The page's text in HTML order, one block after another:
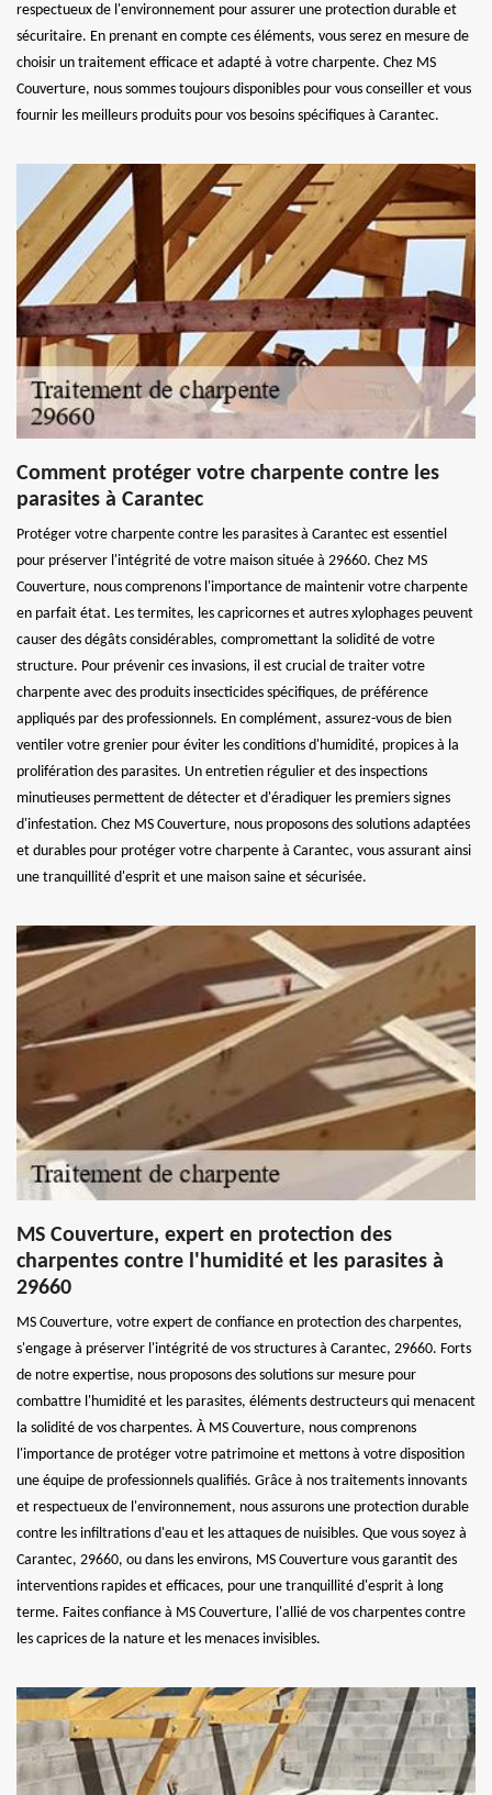
respectueux de l'environnement pour assurer une protection durable et
sécuritaire. En prenant en compte ces éléments, vous serez en mesure de
choisir un traitement efficace et adapté à votre charpente. Chez MS
Couverture, nous sommes toujours disponibles pour vous conseiller et vous
fournir les meilleurs produits pour vos besoins spécifiques à Carantec.
Comment protéger votre charpente contre les
parasites à Carantec
Protéger votre charpente contre les parasites à Carantec est essentiel
pour préserver l'intégrité de votre maison située à 29660. Chez MS
Couverture, nous comprenons l'importance de maintenir votre charpente
en parfait état. Les termites, les capricornes et autres xylophages peuvent
causer des dégâts considérables, compromettant la solidité de votre
structure. Pour prévenir ces invasions, il est crucial de traiter votre
charpente avec des produits insecticides spécifiques, de préférence
appliqués par des professionnels. En complément, assurez-vous de bien
ventiler votre grenier pour éviter les conditions d'humidité, propices à la
prolifération des parasites. Un entretien régulier et des inspections
minutieuses permettent de détecter et d'éradiquer les premiers signes
d'infestation. Chez MS Couverture, nous proposons des solutions adaptées
et durables pour protéger votre charpente à Carantec, vous assurant ainsi
une tranquillité d'esprit et une maison saine et sécurisée.
MS Couverture, expert en protection des
charpentes contre l'humidité et les parasites à
29660
MS Couverture, votre expert de confiance en protection des charpentes,
s'engage à préserver l'intégrité de vos structures à Carantec, 29660. Forts
de notre expertise, nous proposons des solutions sur mesure pour
combattre l'humidité et les parasites, éléments destructeurs qui menacent
la solidité de vos charpentes. À MS Couverture, nous comprenons
l'importance de protéger votre patrimoine et mettons à votre disposition
une équipe de professionnels qualifiés. Grâce à nos traitements innovants
et respectueux de l'environnement, nous assurons une protection durable
contre les infiltrations d'eau et les attaques de nuisibles. Que vous soyez à
Carantec, 29660, ou dans les environs, MS Couverture vous garantit des
interventions rapides et efficaces, pour une tranquillité d'esprit à long
terme. Faites confiance à MS Couverture, l'allié de vos charpentes contre
les caprices de la nature et les menaces invisibles.